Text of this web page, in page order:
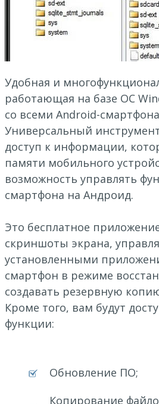
Удобная и
работающая на базе ОС
со всеми Android-
Универсальный
доступ к информации,
памяти мобильного
возможность управлять
смартфона на Андроид.
Это бесплатное
скриншоты экрана,
установленными
смартфон в режиме
создавать резервную
Кроме того, вам будут
функции:
Обновление ПО;
Копирование